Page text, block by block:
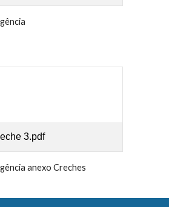
3.pdf
anexo Creches